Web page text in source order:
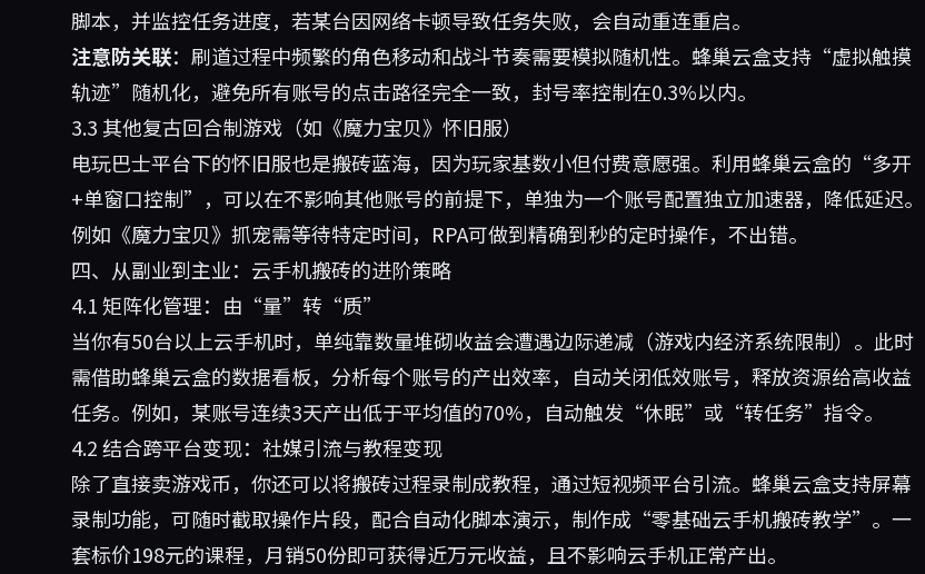
脚本，并监控任务进度，若某台因网络卡顿导致任务失败，会自动重连重启。
注意防关联：刷道过程中频繁的角色移动和战斗节奏需要模拟随机性。蜂巢云盒支持“虚拟触摸
轨迹”随机化，避免所有账号的点击路径完全一致，封号率控制在0.3%以内。
3.3 其他复古回合制游戏（如《魔力宝贝》怀旧服）
电玩巴士平台下的怀旧服也是搬砖蓝海，因为玩家基数小但付费意愿强。利用蜂巢云盒的“多开
+单窗口控制”，可以在不影响其他账号的前提下，单独为一个账号配置独立加速器，降低延迟。
例如《魔力宝贝》抓宠需等待特定时间，RPA可做到精确到秒的定时操作，不出错。
四、从副业到主业：云手机搬砖的进阶策略
4.1 矩阵化管理：由“量”转“质”
当你有50台以上云手机时，单纯靠数量堆砌收益会遭遇边际递减（游戏内经济系统限制）。此时
需借助蜂巢云盒的数据看板，分析每个账号的产出效率，自动关闭低效账号，释放资源给高收益
任务。例如，某账号连续3天产出低于平均值的70%，自动触发“休眠”或“转任务”指令。
4.2 结合跨平台变现：社媒引流与教程变现
除了直接卖游戏币，你还可以将搬砖过程录制成教程，通过短视频平台引流。蜂巢云盒支持屏幕
录制功能，可随时截取操作片段，配合自动化脚本演示，制作成“零基础云手机搬砖教学”。一
套标价198元的课程，月销50份即可获得近万元收益，且不影响云手机正常产出。